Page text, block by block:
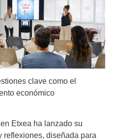
clave como el
económico
Etxea ha lanzado su
reflexiones, diseñada para